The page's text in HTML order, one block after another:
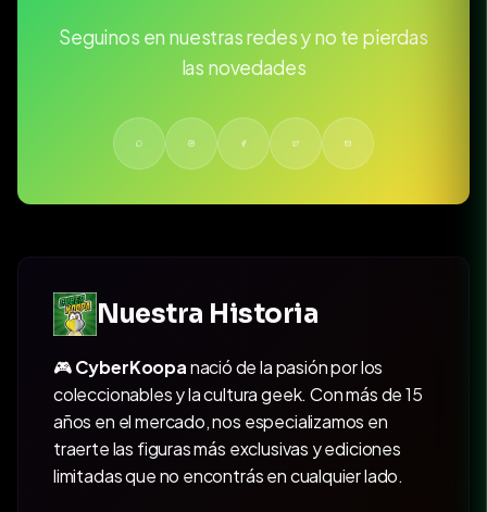
Seguinos en nuestras redes y no te pierdas
las novedades
Nuestra Historia
🎮CyberKoopanació de la pasión por los
coleccionables y la cultura geek. Con más de 15
años en el mercado, nos especializamos en
traerte las figuras más exclusivas y ediciones
limitadas que no encontrás en cualquier lado.